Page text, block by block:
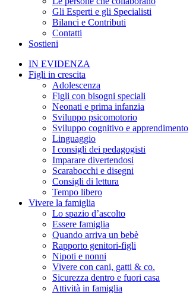
Gli Esperti e gli Specialisti
Bilanci e Contributi
Contatti
Sostieni
IN EVIDENZA
Figli in crescita
Adolescenza
Figli con bisogni speciali
Neonati e prima infanzia
Sviluppo psicomotorio
Sviluppo cognitivo e apprendimento
Linguaggio
I consigli dei pedagogisti
Imparare divertendosi
Scarabocchi e disegni
Consigli di lettura
Tempo libero
Vivere la famiglia
Lo spazio d’ascolto
Essere famiglia
Quando arriva un bebè
Rapporto genitori-figli
Nipoti e nonni
Vivere con cani, gatti & co.
Sicurezza dentro e fuori casa
Attività in famiglia